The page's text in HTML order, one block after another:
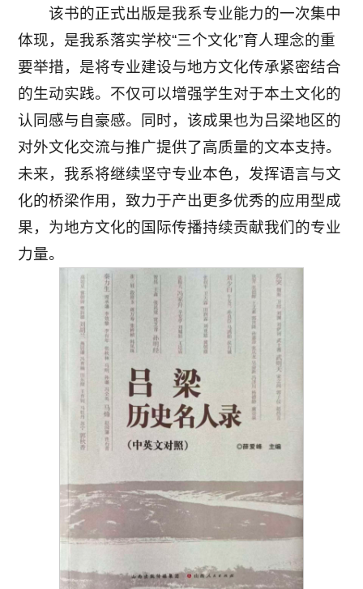
该书的正式出版是我系专业能力的一次集中
体现，是我系落实学校“三个文化”育人理念的重
要举措，是将专业建设与地方文化传承紧密结合
的生动实践。不仅可以增强学生对于本土文化的
认同感与自豪感。同时，该成果也为吕梁地区的
对外文化交流与推广提供了高质量的文本支持。
未来，我系将继续坚守专业本色，发挥语言与文
化的桥梁作用，致力于产出更多优秀的应用型成
果，为地方文化的国际传播持续贡献我们的专业
力量。